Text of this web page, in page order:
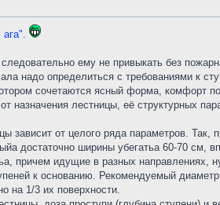
ему не привыкать без
надо определиться с требованиями к
сочетаются ясный форма, комфорт
назначения лестницы, её структурных
зависит от целого ряда параметров. Так,
достаточно ширины убегатьа 60-70 см,
причем идущие в разных
к основанию. Рекомендуемый
на 1/3 их поверхности.